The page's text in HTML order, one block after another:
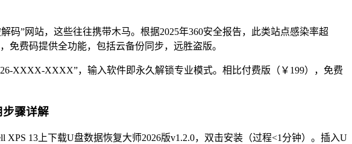
码”网站，这些往往携带木马。根据2025年360安全报告，此类站点感染率超
免费码提供全功能，包括云备份同步，远胜盗版。
XXXX-XXXX”，输入软件即永久解锁专业模式。相比付费版（￥199），免费
步骤详解
XPS 13上下载U盘数据恢复大师2026版v1.2.0，双击安装（过程<1分钟）。插入U